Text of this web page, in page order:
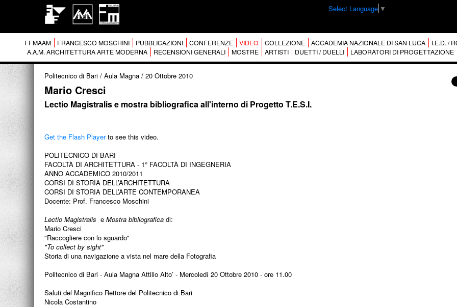
Select Language ▼
FFMAAM FRANCESCO MOSCHINI PUBBLICAZIONI CONFERENZE VIDEO COLLEZIONE ACCADEMIA NAZIONALE DI SAN LUCA I.E.D. /
A.A.M. ARCHITETTURA ARTE MODERNA
RECENSIONI GENERALI MOSTRE ARTISTI DUETTI / DUELLI LABORATORI DI PROGETTAZIONE
Politecnico di Bari / Aula Magna / 20 Ottobre 2010
Mario Cresci
Lectio Magistralis e mostra bibliografica all'interno di Progetto T.E.S.I.
Get the Flash Playerto see this video.
POLITECNICO DI BARI
FACOLTÀ DI ARCHITETTURA - 1° FACOLTÀ DI INGEGNERIA
ANNO ACCADEMICO 2010/2011
CORSI DI STORIA DELL’ARCHITETTURA
CORSI DI STORIA DELL’ARTE CONTEMPORANEA
Docente: Prof. Francesco Moschini
Lectio Magistralis e Mostra bibliografica di:
Mario Cresci
"Raccogliere con lo sguardo"
"To collect by sight"
Storia di una navigazione a vista nel mare della Fotografia
Politecnico di Bari - Aula Magna Attilio Alto’ - Mercoledì 20 Ottobre 2010 - ore 11.00
Saluti del Magnifico Rettore del Politecnico di Bari
Nicola Costantino